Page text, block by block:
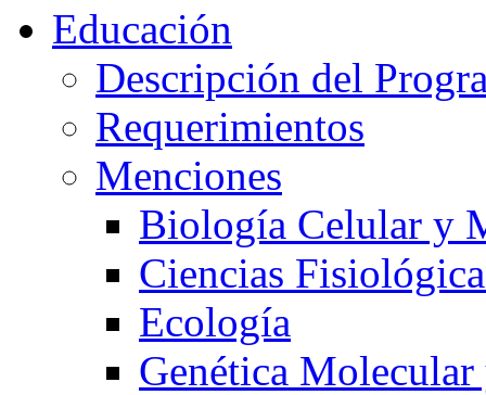
Educación
Descripción del
Requerimientos
Menciones
Biología Celular y
Ciencias
Ecología
Genética